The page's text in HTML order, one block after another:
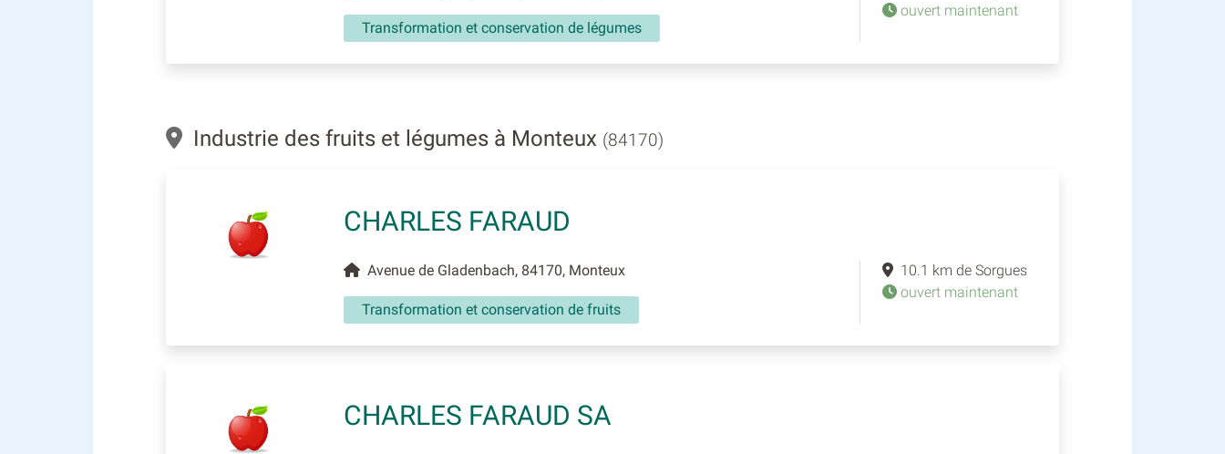
Transformation et conservation de légumes
ouvert maintenant
Industrie des fruits et légumes à Monteux (84170)
CHARLES FARAUD
Avenue de Gladenbach, 84170, Monteux
Transformation et conservation de fruits
10.1 km de Sorgues
ouvert maintenant
CHARLES FARAUD SA